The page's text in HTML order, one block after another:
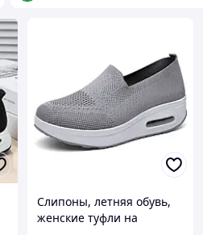
Слипоны, летняя обувь,
женские туфли на